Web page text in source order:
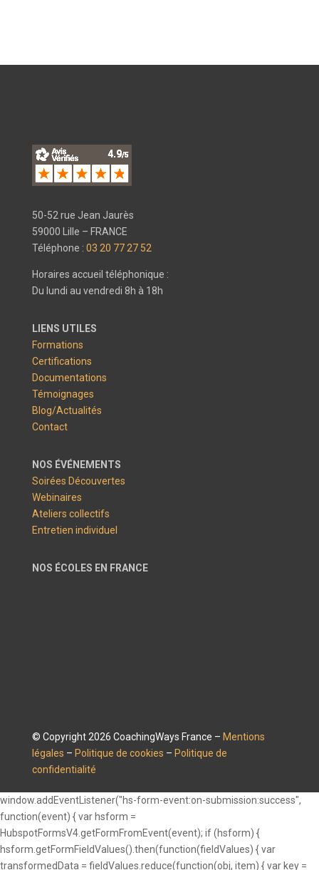
50-52 rue Jean Jaurès
59000 Lille – FRANCE
Téléphone : 03 20 77 27 52
Horaires accueil téléphonique :
Du lundi au vendredi 8h à 18h
LIENS UTILES
Formations
Certifications
Documentations
Témoignages
Blog/Actualités
Contact
NOS ÉVÉNEMENTS
Soirées Découvertes
Webinaires
Ateliers collectifs
Entretien individuel
NOS ÉCOLES EN FRANCE
© Copyright 2026 CoachingWays France – Mentions
légales – Politique de cookies – Politique de
confidentialité
window.addEventListener("hs-form-event:on-submission:success",
function(event) { var hsform =
HubspotFormsV4.getFormFromEvent(event); if (hsform) {
hsform.getFormFieldValues().then(function(fieldValues) { var
transformedData = fieldValues.reduce(function(obj, item) { var key =